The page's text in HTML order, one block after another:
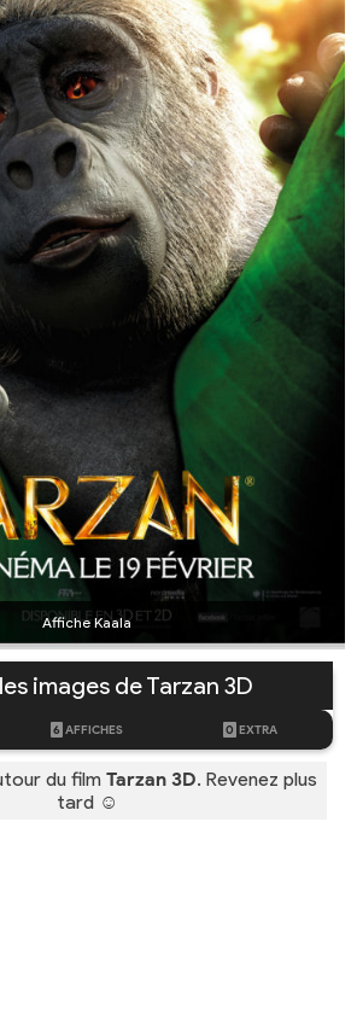
Affiche Kaala
images de Tarzan 3D
6 AFFICHES 0 EXTRA
du film Tarzan 3D. Revenez plus
tard ☺